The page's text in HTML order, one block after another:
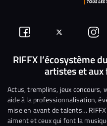
Suivez-
nous
Facebook
Suivez-
nous
sur
Twitter
RIFFX l’écosystème
artistes et aux
Actus, tremplins, jeux concours,
aide à la professionnalisation,
mise en avant de talents…
aiment et ceux qui font la